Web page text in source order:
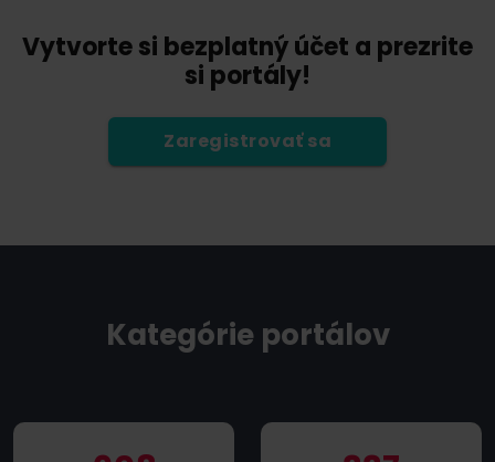
Vytvorte si bezplatný účet a prezrite
si portály!
Zaregistrovať sa
Kategórie portálov